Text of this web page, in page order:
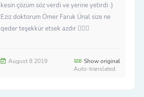
kesin çözüm söz verdi ve yerine yetirdi :)
Eziz doktorum Ömer Faruk Ünal size ne
qeder teşekkür etsek azdır 🙇🏻‍♀️
August 8 2019
Show original
Auto-translated